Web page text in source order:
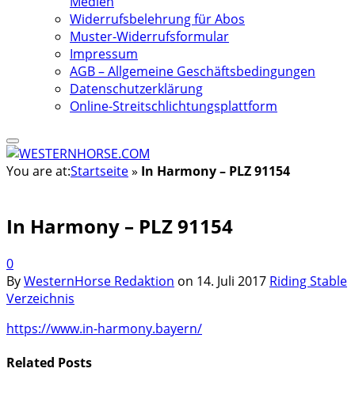
Widerrufsbelehrung für Abos
Muster-Widerrufsformular
Impressum
AGB – Allgemeine Geschäftsbedingungen
Datenschutzerklärung
Online-Streitschlichtungsplattform
You are at:Startseite» In Harmony – PLZ 91154
In Harmony – PLZ 91154
0
ByWesternHorse Redaktion on 14. Juli 2017 Riding Stable
Verzeichnis
https://www.in-harmony.bayern/
Related Posts